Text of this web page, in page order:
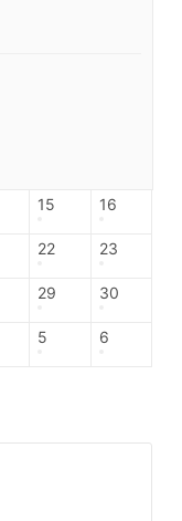
15 16
22 23
29 30
5 6